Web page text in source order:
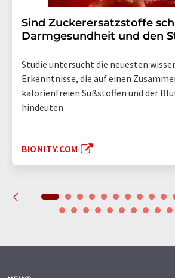
Sind Zuckerersatzstoffe
Darmgesundheit und den
Studie untersucht die neuesten
Erkenntnisse, die auf einen
kalorienfreien Süßstoffen und der
hindeuten
BIONITY.COM